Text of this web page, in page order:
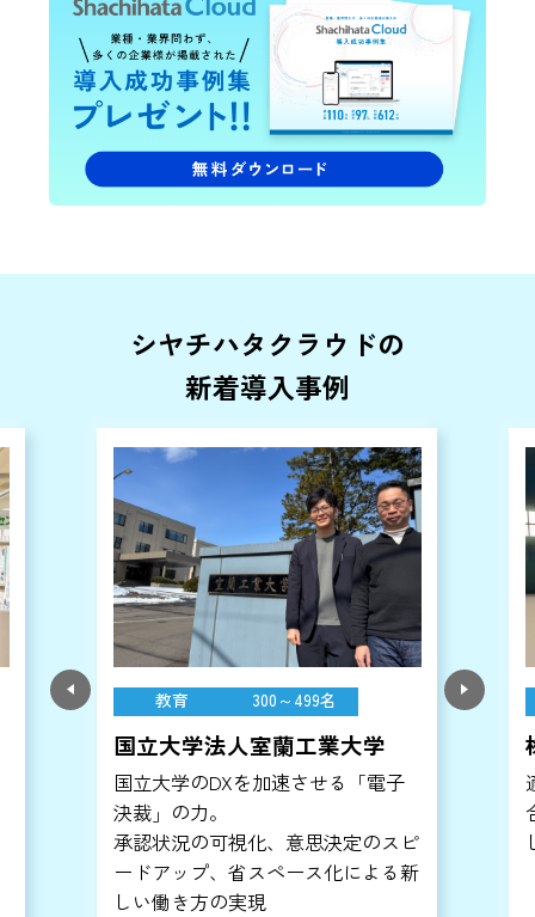
シヤチハタクラウドの
新着導入事例
教育 300～499名
国立大学法人室蘭工業大学
国立大学のDXを加速させる「電子
決裁」の力。
承認状況の可視化、意思決定のスピ
ードアップ、省スペース化による新
しい働き方の実現